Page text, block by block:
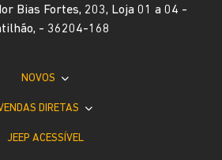
Bias Fortes, 203, Loja 01 a 04 -
- 36204-168
NOVOS
DIRETAS
JEEP ACESSÍVEL